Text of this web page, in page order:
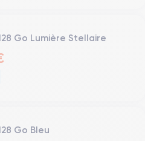
Go Lumière Stellaire
Go Bleu